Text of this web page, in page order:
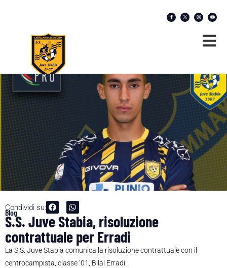
Condividi su:
Blog
S.S. Juve Stabia, risoluzione
contrattuale per Erradi
La S.S. Juve Stabia comunica la risoluzione contrattuale con il
centrocampista, classe ‘01, Bilal Erradi.